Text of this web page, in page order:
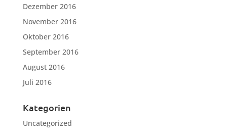
Dezember 2016
November 2016
Oktober 2016
September 2016
August 2016
Juli 2016
Kategorien
Uncategorized